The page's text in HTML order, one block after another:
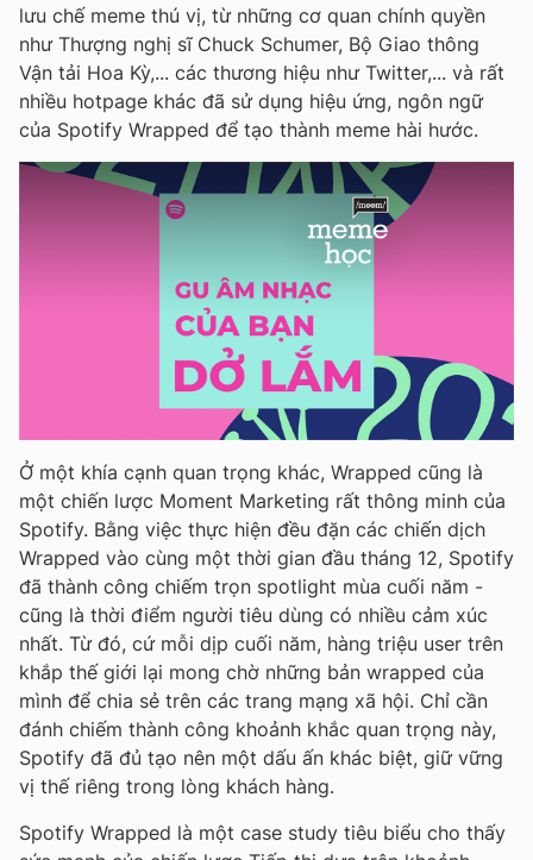
lưu chế meme thú vị, từ những cơ quan chính quyền
như Thượng nghị sĩ Chuck Schumer, Bộ Giao thông
Vận tải Hoa Kỳ,... các thương hiệu như Twitter,... và rất
nhiều hotpage khác đã sử dụng hiệu ứng, ngôn ngữ
của Spotify Wrapped để tạo thành meme hài hước.
Ở một khía cạnh quan trọng khác, Wrapped cũng là
một chiến lược Moment Marketing rất thông minh của
Spotify. Bằng việc thực hiện đều đặn các chiến dịch
Wrapped vào cùng một thời gian đầu tháng 12, Spotify
đã thành công chiếm trọn spotlight mùa cuối năm -
cũng là thời điểm người tiêu dùng có nhiều cảm xúc
nhất. Từ đó, cứ mỗi dịp cuối năm, hàng triệu user trên
khắp thế giới lại mong chờ những bản wrapped của
mình để chia sẻ trên các trang mạng xã hội. Chỉ cần
đánh chiếm thành công khoảnh khắc quan trọng này,
Spotify đã đủ tạo nên một dấu ấn khác biệt, giữ vững
vị thế riêng trong lòng khách hàng.
Spotify Wrapped là một case study tiêu biểu cho thấy